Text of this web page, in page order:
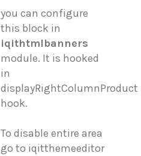
you can configure
this block in
iqithtmlbanners
module. It is hooked
in
displayRightColumnProduct
hook.
To disable entire area
go to iqitthemeeditor